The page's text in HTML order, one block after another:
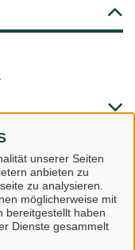
unserer Seiten
anbieten zu
zu analysieren.
möglicherweise mit
bereitgestellt haben
Dienste gesammelt